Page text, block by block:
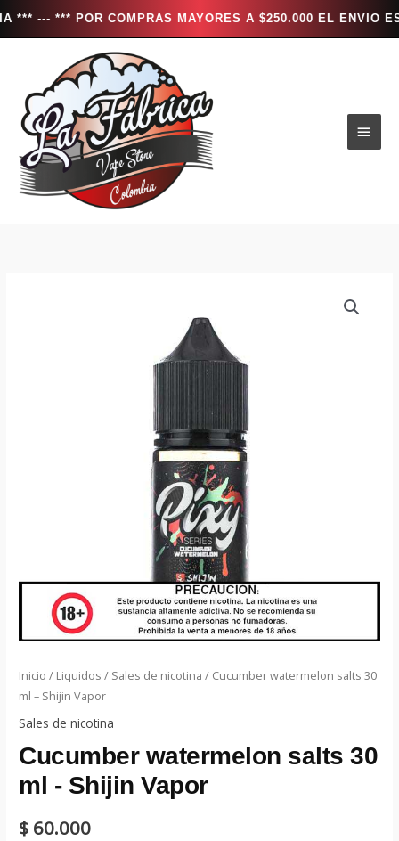
POR COMPRAS MAYORES A $250.000 EL ENVIO ES
contenido
Inicio / Liquidos / Sales de nicotina / Cucumber watermelon salts 30
ml – Shijin Vapor
Sales de nicotina
Cucumber watermelon salts 30
ml - Shijin Vapor
$ 60.000